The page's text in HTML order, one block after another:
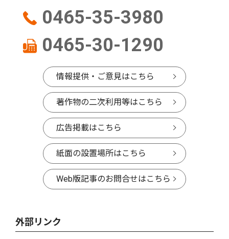
0465-35-3980
0465-30-1290
情報提供・ご意見はこちら
著作物の二次利用等はこちら
広告掲載はこちら
紙面の設置場所はこちら
Web版記事のお問合せはこちら
外部リンク